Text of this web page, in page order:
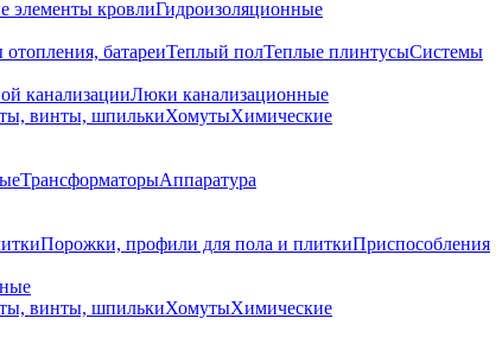
элементы кровлиГидроизоляционные
отопления, батареиТеплый полТеплые плинтусыСистемы
канализацииЛюки канализационные
винты, шпилькиХомутыХимические
ТрансформаторыАппаратура
Порожки, профили для пола и плиткиПриспособления
винты, шпилькиХомутыХимические